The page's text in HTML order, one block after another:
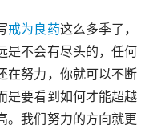
戒为良药这么多季了，
是不会有尽头的，任何
在努力，你就可以不断
是要看到如何才能超越
。我们努力的方向就更